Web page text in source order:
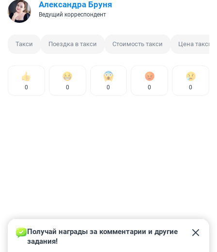
Александра Бруня
Ведущий корреспондент
Такси Поездка в такси Стоимость такси Цена такси
0 0 0 0 0
Получай награды за комментарии и другие
задания!